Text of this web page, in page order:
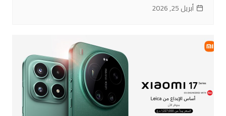
أبريل 25, 2026